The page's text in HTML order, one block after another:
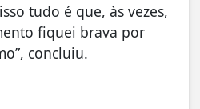
tudo é que, às vezes,
fiquei brava por
concluiu.